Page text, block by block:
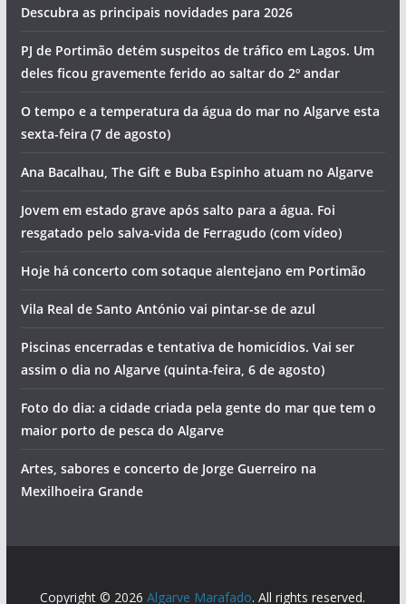
Descubra as principais novidades para 2026
PJ de Portimão detém suspeitos de tráfico em Lagos. Um
deles ficou gravemente ferido ao saltar do 2º andar
O tempo e a temperatura da água do mar no Algarve esta
sexta-feira (7 de agosto)
Ana Bacalhau, The Gift e Buba Espinho atuam no Algarve
Jovem em estado grave após salto para a água. Foi
resgatado pelo salva-vida de Ferragudo (com vídeo)
Hoje há concerto com sotaque alentejano em Portimão
Vila Real de Santo António vai pintar-se de azul
Piscinas encerradas e tentativa de homicídios. Vai ser
assim o dia no Algarve (quinta-feira, 6 de agosto)
Foto do dia: a cidade criada pela gente do mar que tem o
maior porto de pesca do Algarve
Artes, sabores e concerto de Jorge Guerreiro na
Mexilhoeira Grande
Copyright © 2026Algarve Marafado. All rights reserved.